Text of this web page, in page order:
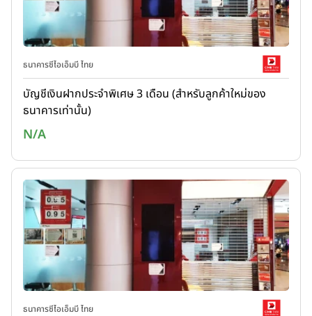
ธนาคารซีไอเอ็มบี ไทย
บัญชีเงินฝากประจำพิเศษ 3 เดือน (สำหรับลูกค้าใหม่ของ
ธนาคารเท่านั้น)
N/A
ธนาคารซีไอเอ็มบี ไทย